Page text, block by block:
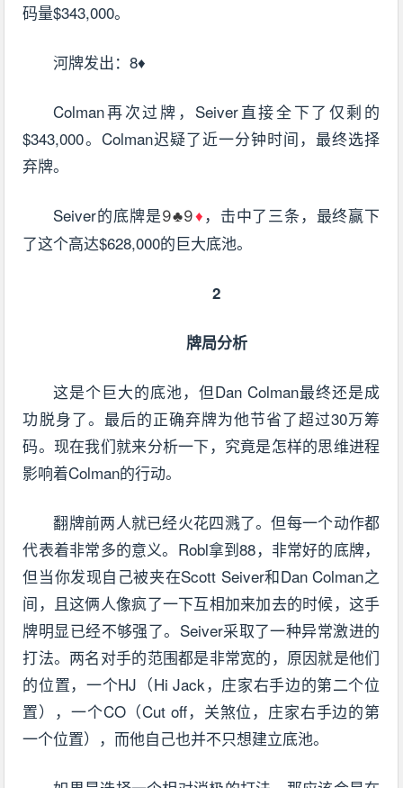
码量$343,000。
河牌发出：8♦
Colman再次过牌，Seiver直接全下了仅剩的
$343,000。Colman迟疑了近一分钟时间，最终选择
弃牌。
Seiver的底牌是9♣9♦ ，击中了三条，最终赢下
了这个高达$628,000的巨大底池。
2
牌局分析
这是个巨大的底池，但Dan Colman最终还是成
功脱身了。最后的正确弃牌为他节省了超过30万筹
码。现在我们就来分析一下，究竟是怎样的思维进程
影响着Colman的行动。
翻牌前两人就已经火花四溅了。但每一个动作都
代表着非常多的意义。Robl拿到88，非常好的底牌，
但当你发现自己被夹在Scott Seiver和Dan Colman之
间，且这俩人像疯了一下互相加来加去的时候，这手
牌明显已经不够强了。Seiver采取了一种异常激进的
打法。两名对手的范围都是非常宽的，原因就是他们
的位置，一个HJ（Hi Jack，庄家右手边的第二个位
置），一个CO（Cut off，关煞位，庄家右手边的第
一个位置），而他自己也并不只想建立底池。